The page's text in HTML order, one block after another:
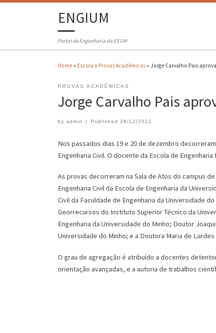
ENGIUM
Portal de Engenharia da EEUM
Home » Escola » Provas Académicas » Jorge Carvalho Pais
PROVAS ACADÉMICAS
Jorge Carvalho Pais
by admin | Published 28/12/2022
Nos passados dias 19 e 20 de dezembro
Engenharia Civil. O docente da Escola de
As provas decorreram na Sala de Atos do campus
Engenharia Civil da Escola de Engenharia da
Civil da Faculdade de Engenharia da Universidade
Georrecursos do Instituto Superior Técnico da
Engenharia da Universidade do Minho; Doutor
Universidade do Minho; e a Doutora Maria de
O grau de agregação é atribuído a docentes
orientação avançadas, e a autoria de trabalhos